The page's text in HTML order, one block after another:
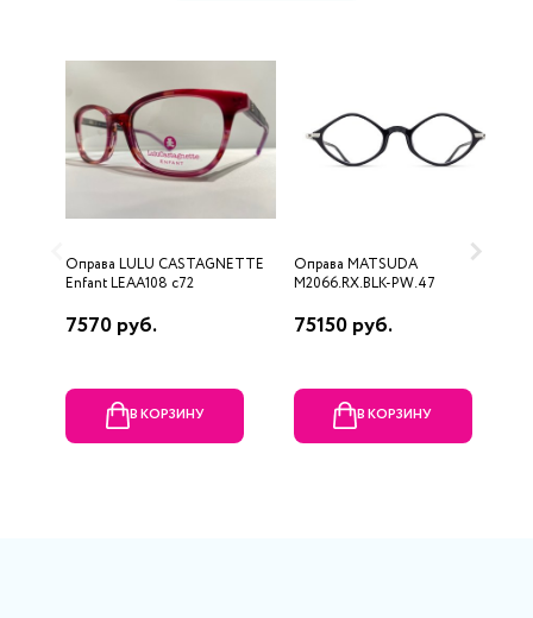
Оправа LULU CASTAGNETTE
Enfant LEAA108 c72
7570 руб.
В КОРЗИНУ
Оправа MATSUDA
M2066.RX.BLK-PW.47
75150 руб.
В КОРЗИНУ